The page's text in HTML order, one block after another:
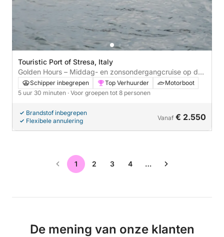
Touristic Port of Stresa, Italy
Golden Hours – Middag- en zonsondergangcruise op de
Riva Aquarama Special
Schipper inbegrepen Top Verhuurder
Motorboot
5 uur 30 minuten · Voor groepen tot 8 personen
Brandstof inbegrepen
Flexibele annulering
Vanaf € 2.550
1 2 3 4 …
De mening van onze klanten